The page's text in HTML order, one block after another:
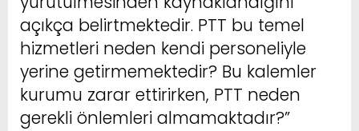
açıkça belirtmektedir. PTT bu temel
hizmetleri neden kendi personeliyle
yerine getirmemektedir? Bu kalemler
kurumu zarar ettirirken, PTT neden
gerekli önlemleri almamaktadır?”